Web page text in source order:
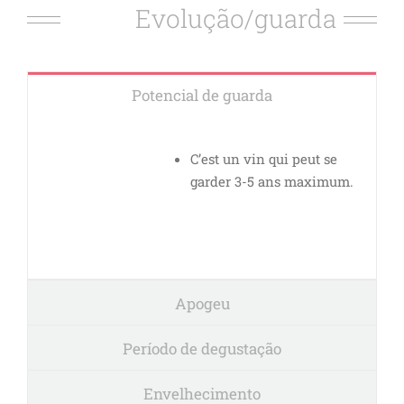
Evolução/guarda
Potencial de guarda
C’est un vin qui peut se
garder 3-5 ans maximum.
Apogeu
Período de degustação
Envelhecimento